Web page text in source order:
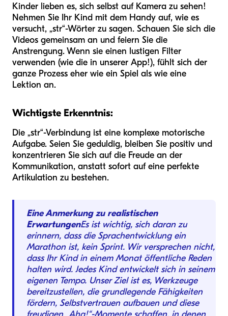
Kinder lieben es, sich selbst auf Kamera zu sehen!
Nehmen Sie Ihr Kind mit dem Handy auf, wie es
versucht, „str“-Wörter zu sagen. Schauen Sie sich die
Videos gemeinsam an und feiern Sie die
Anstrengung. Wenn sie einen lustigen Filter
verwenden (wie die in unserer App!), fühlt sich der
ganze Prozess eher wie ein Spiel als wie eine
Lektion an.
Wichtigste Erkenntnis:
Die „str“-Verbindung ist eine komplexe motorische
Aufgabe. Seien Sie geduldig, bleiben Sie positiv und
konzentrieren Sie sich auf die Freude an der
Kommunikation, anstatt sofort auf eine perfekte
Artikulation zu bestehen.
Eine Anmerkung zu realistischen
ErwartungenEs ist wichtig, sich daran zu
erinnern, dass die Sprachentwicklung ein
Marathon ist, kein Sprint. Wir versprechen nicht,
dass Ihr Kind in einem Monat öffentliche Reden
halten wird. Jedes Kind entwickelt sich in seinem
eigenen Tempo. Unser Ziel ist es, Werkzeuge
bereitzustellen, die grundlegende Fähigkeiten
fördern, Selbstvertrauen aufbauen und diese